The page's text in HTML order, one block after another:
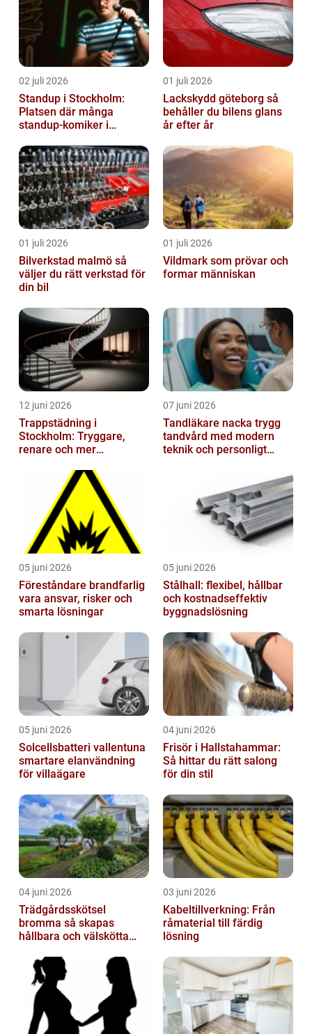
02 juli 2026
Standup i Stockholm:
Platsen där många
standup-komiker i
01 juli 2026
Lackskydd göteborg så
behåller du bilens glans
år efter år
01 juli 2026
Bilverkstad malmö så
väljer du rätt verkstad för
din bil
01 juli 2026
Vildmark som prövar och
formar människan
12 juni 2026
Trappstädning i
Stockholm: Tryggare,
renare och mer
07 juni 2026
Tandläkare nacka trygg
tandvård med modern
teknik och personligt
05 juni 2026
Föreståndare brandfarlig
vara ansvar, risker och
smarta lösningar
05 juni 2026
Stålhall: flexibel, hållbar
och kostnadseffektiv
byggnadslösning
05 juni 2026
Solcellsbatteri vallentuna
smartare elanvändning
för villaägare
04 juni 2026
Frisör i Hallstahammar:
Så hittar du rätt salong
för din stil
04 juni 2026
Trädgårdsskötsel
bromma så skapas
hållbara och välskötta
03 juni 2026
Kabeltillverkning: Från
råmaterial till färdig
lösning